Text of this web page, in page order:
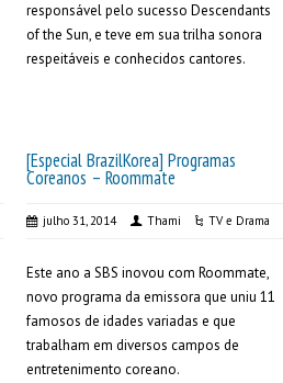
responsável pelo sucesso Descendants
of the Sun, e teve em sua trilha sonora
respeitáveis e conhecidos cantores.
[Especial BrazilKorea] Programas
Coreanos – Roommate
julho 31, 2014 Thami TV e Drama
Este ano a SBS inovou com Roommate,
novo programa da emissora que uniu 11
famosos de idades variadas e que
trabalham em diversos campos de
entretenimento coreano.